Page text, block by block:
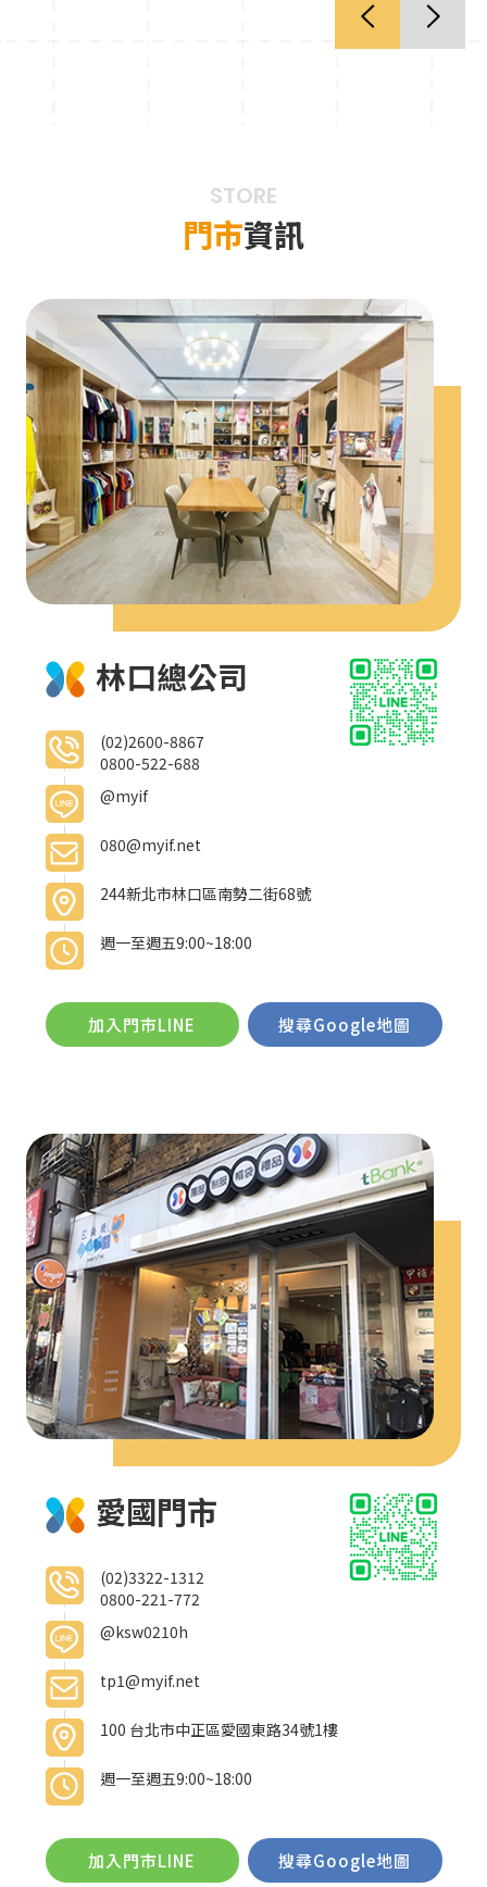
‹ ›
STORE
門市資訊
林口總公司
(02)2600-8867
0800-522-688
@myif
080@myif.net
244新北市林口區南勢二街68號
週一至週五9:00~18:00
加入門市LINE 搜尋Google地圖
愛國門市
(02)3322-1312
0800-221-772
@ksw0210h
tp1@myif.net
100 台北市中正區愛國東路34號1樓
週一至週五9:00~18:00
加入門市LINE 搜尋Google地圖